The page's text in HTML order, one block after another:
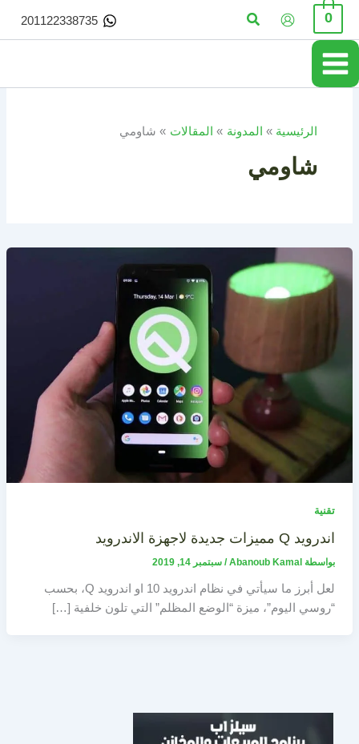
تخطي
المحتوى
0 البحث 201122338735
الرئيسية المدونة المقالات شاومي
شاومي
تقنية
اندرويد Q مميزات جديدة لاجهزة الاندرويد
بواسطة Abanoub Kamal
/ سبتمبر 14, 2019
لعل أبرز ما سيأتي في نظام اندرويد 10 او اندرويد Q، بحسب
“روسي اليوم”، ميزة “الوضع المظلم” التي تلون خلفية […]